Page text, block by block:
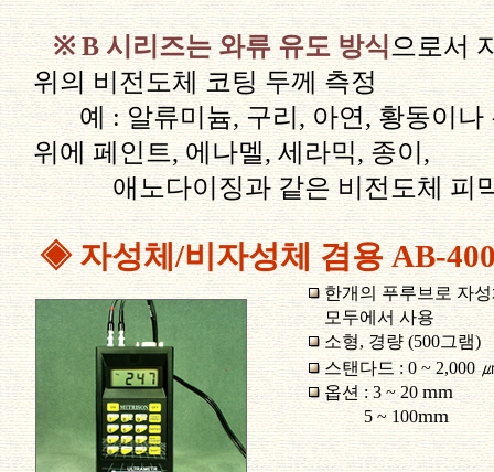
※B 시리즈는 와류 유도 방식으로서
위의 비전도체 코팅 두께 측정
예 : 알류미늄, 구리, 아연, 황동이나
위에 페인트, 에나멜, 세라믹, 종이,
애노다이징과 같은 비전도체 피막
◈ 자성체/비자성체 겸용 AB-
한개의 푸루브로 자
모두에서 사용
소형, 경량 (500그램)
스탠다드 : 0 ~ 2,000
옵션 : 3 ~ 20mm
5 ~ 100mm